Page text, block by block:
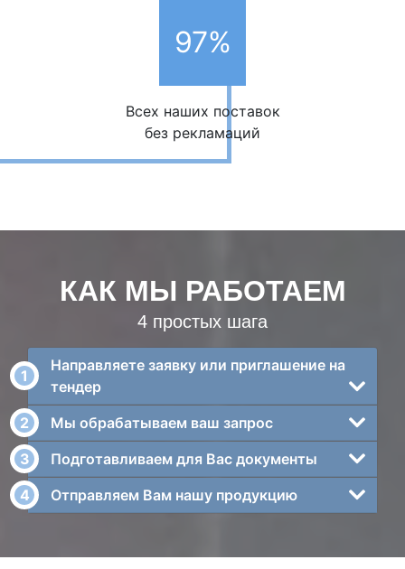
97%
Всех наших поставок
без рекламаций
КАК МЫ РАБОТАЕМ
4 простых шага
Направляете заявку или приглашение на
тендер
Мы обрабатываем ваш запрос
Подготавливаем для Вас документы
Отправляем Вам нашу продукцию